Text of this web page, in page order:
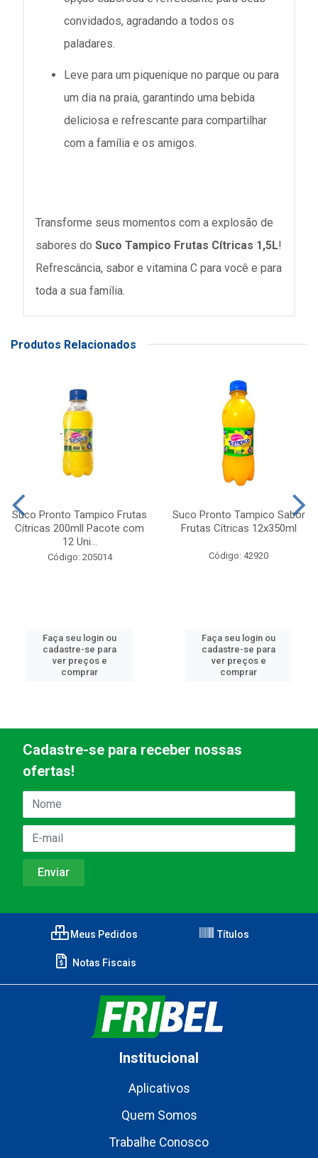
convidados, agradando a todos os
paladares.
Leve para um piquenique no parque ou para
um dia na praia, garantindo uma bebida
deliciosa e refrescante para compartilhar
com a família e os amigos.
Transforme seus momentos com a explosão de
sabores do Suco Tampico Frutas Cítricas 1,5L!
Refrescância, sabor e vitamina C para você e para
toda a sua família.
Produtos Relacionados
Suco Pronto Tampico Frutas
Cítricas 200mll Pacote com
12 Uni...
Código: 205014
Faça seu login ou
cadastre-se para
ver preços e
comprar
Suco Pronto Tampico Sabor
Frutas Cítricas 12x350ml
Código: 42920
Faça seu login ou
cadastre-se para
ver preços e
comprar
Cadastre-se para receber nossas
ofertas!
Meus Pedidos Títulos
Notas Fiscais
Institucional
Aplicativos
Quem Somos
Trabalhe Conosco